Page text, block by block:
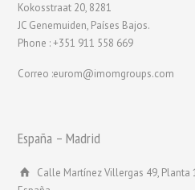
Kokosstraat 20, 8281
JC Genemuiden, Países Bajos.
Phone : +351 911 558 669
Correo :eurom@imomgroups.com
España – Madrid
Calle Martínez Villergas 49, Planta